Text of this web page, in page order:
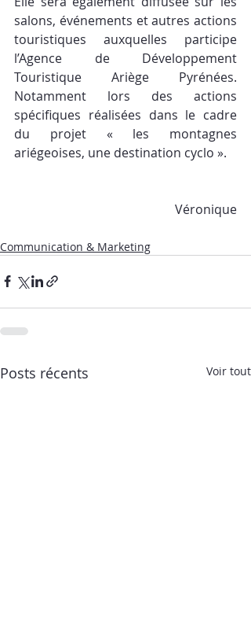
salons, événements et autres actions
touristiques auxquelles participe
l’Agence de Développement
Touristique Ariège Pyrénées.
Notamment lors des actions
spécifiques réalisées dans le cadre
du projet « les montagnes
ariégeoises, une destination cyclo ».​
Véronique
Communication & Marketing
Posts récents Voir tout